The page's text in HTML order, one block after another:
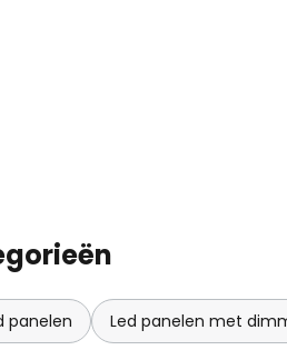
panelen Led panelen met